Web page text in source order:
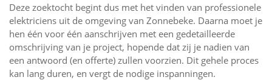
Deze zoektocht begint dus met het vinden van professionele
elektriciens uit de omgeving van Zonnebeke. Daarna moet je
hen één voor één aanschrijven met een gedetailleerde
omschrijving van je project, hopende dat zij je nadien van
een antwoord (en offerte) zullen voorzien. Dit gehele proces
kan lang duren, en vergt de nodige inspanningen.